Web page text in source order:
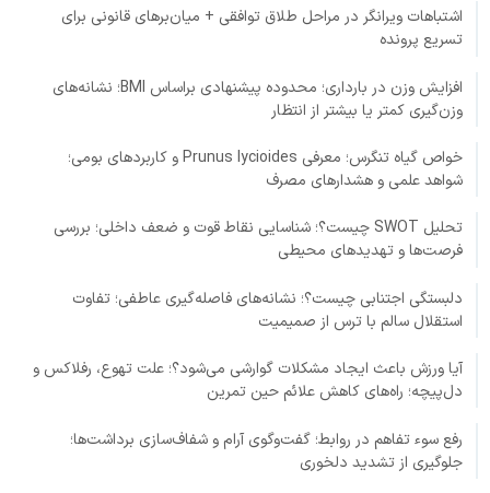
اشتباهات ویرانگر در مراحل طلاق توافقی + میان‌برهای قانونی برای
تسریع پرونده
افزایش وزن در بارداری؛ محدوده پیشنهادی براساس BMI؛ نشانه‌های
وزن‌گیری کمتر یا بیشتر از انتظار
خواص گیاه تنگرس؛ معرفی Prunus lycioides و کاربردهای بومی؛
شواهد علمی و هشدارهای مصرف
تحلیل SWOT چیست؟؛ شناسایی نقاط قوت و ضعف داخلی؛ بررسی
فرصت‌ها و تهدیدهای محیطی
دلبستگی اجتنابی چیست؟؛ نشانه‌های فاصله‌گیری عاطفی؛ تفاوت
استقلال سالم با ترس از صمیمیت
آیا ورزش باعث ایجاد مشکلات گوارشی می‌شود؟؛ علت تهوع، رفلاکس و
دل‌پیچه؛ راه‌های کاهش علائم حین تمرین
رفع سوء تفاهم در روابط؛ گفت‌وگوی آرام و شفاف‌سازی برداشت‌ها؛
جلوگیری از تشدید دلخوری